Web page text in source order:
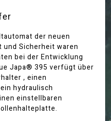
der neuen
und Sicherheit waren
bei der Entwicklung
Japa® 395 verfügt über
, einen
hydraulisch
einstellbaren